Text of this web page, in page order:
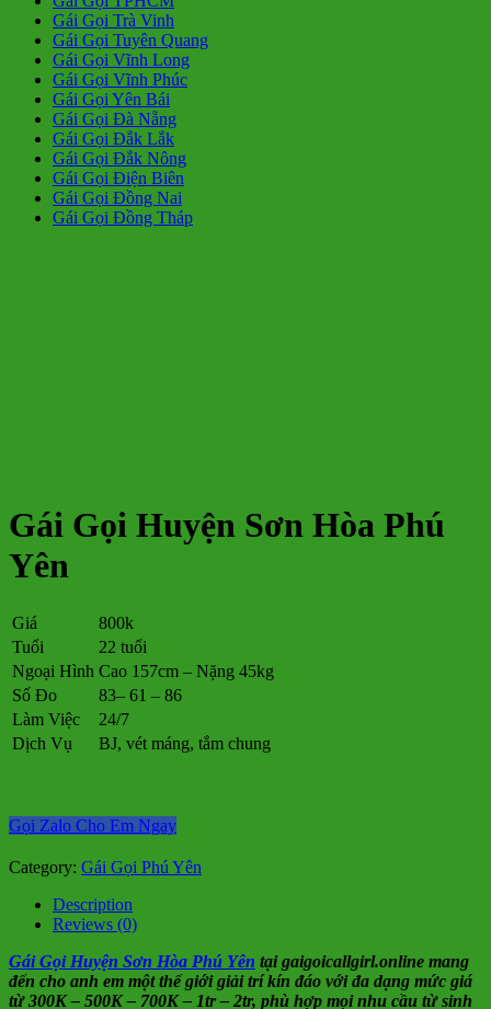
Gái Gọi Trà Vinh
Gái Gọi Tuyên Quang
Gái Gọi Vĩnh Long
Gái Gọi Vĩnh Phúc
Gái Gọi Yên Bái
Gái Gọi Đà Nẵng
Gái Gọi Đắk Lắk
Gái Gọi Đắk Nông
Gái Gọi Điện Biên
Gái Gọi Đồng Nai
Gái Gọi Đồng Tháp
Gái Gọi Huyện Sơn Hòa Phú
Yên
Giá
800k
Tuổi
22 tuổi
Ngoại Hình Cao 157cm – Nặng 45kg
Số Đo
83– 61 – 86
Làm Việc
24/7
Dịch Vụ
BJ, vét máng, tắm chung
Gọi Zalo Cho Em Ngay
Category: Gái Gọi Phú Yên
Description
Reviews (0)
Gái Gọi Huyện Sơn Hòa Phú Yên tại gaigoicallgirl.online mang
đến cho anh em một thế giới giải trí kín đáo với đa dạng mức giá
từ 300K – 500K – 700K – 1tr – 2tr, phù hợp mọi nhu cầu từ sinh